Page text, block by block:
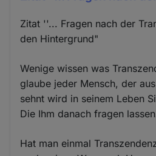
Zitat ''... Fragen nach der
den Hintergrund"
Wenige wissen was
glaube jeder Mensch, der
sehnt wird in seinem Leben
Die Ihm danach fragen
Hat man einmal